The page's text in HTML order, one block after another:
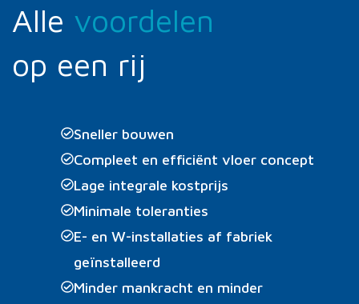
Alle voordelen
op een rij
Sneller bouwen
Compleet en efficiënt vloer concept
Lage integrale kostprijs
Minimale toleranties
E- en W-installaties af fabriek
geïnstalleerd
Minder mankracht en minder